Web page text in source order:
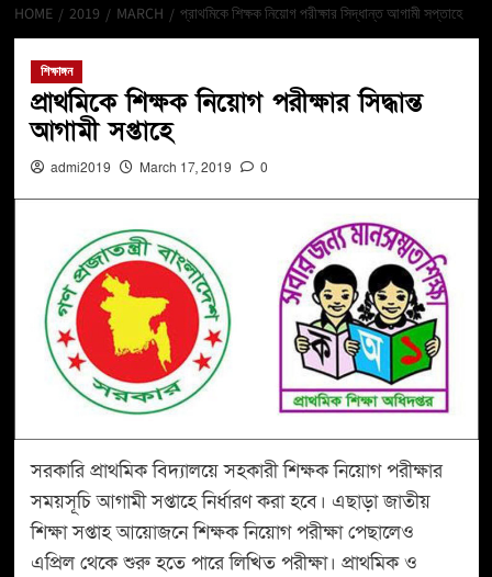
HOME 2019 MARCH প্রাথমিকে শিক্ষক নিয়োগ পরীক্ষার সিদ্ধান্ত আগামী সপ্তাহে
শিক্ষাঙ্গন
প্রাথমিকে শিক্ষক নিয়োগ পরীক্ষার সিদ্ধান্ত
আগামী সপ্তাহে
admi2019 March 17, 2019 0
সরকারি প্রাথমিক বিদ্যালয়ে সহকারী শিক্ষক নিয়োগ পরীক্ষার
সময়সূচি আগামী সপ্তাহে নির্ধারণ করা হবে। এছাড়া জাতীয়
শিক্ষা সপ্তাহ আয়োজনে শিক্ষক নিয়োগ পরীক্ষা পেছালেও
এপ্রিল থেকে শুরু হতে পারে লিখিত পরীক্ষা। প্রাথমিক ও